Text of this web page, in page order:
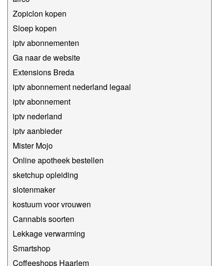
Zopiclon kopen
Sloep kopen
iptv abonnementen
Ga naar de website
Extensions Breda
iptv abonnement nederland legaal​
iptv abonnement
iptv nederland
iptv aanbieder
Mister Mojo
Online apotheek bestellen
sketchup opleiding
slotenmaker
kostuum voor vrouwen
Cannabis soorten
Lekkage verwarming
Smartshop
Coffeeshops Haarlem